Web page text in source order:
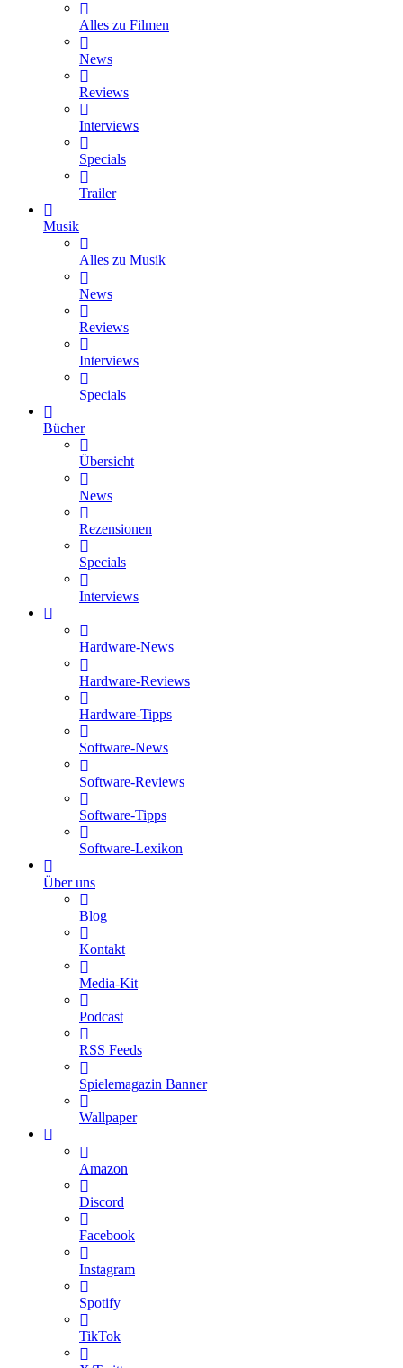
Alles zu Filmen
News
Reviews
Interviews
Specials
Trailer
Musik
Alles zu Musik
News
Reviews
Interviews
Specials
Bücher
Übersicht
News
Rezensionen
Specials
Interviews
Hardware-News
Hardware-Reviews
Hardware-Tipps
Software-News
Software-Reviews
Software-Tipps
Software-Lexikon
Über uns
Blog
Kontakt
Media-Kit
Podcast
RSS Feeds
Spielemagazin Banner
Wallpaper
Amazon
Discord
Facebook
Instagram
Spotify
TikTok